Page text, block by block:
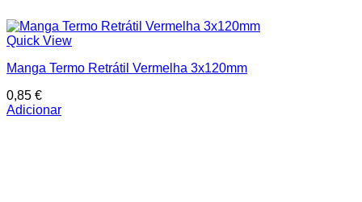
Quick View
Manga Termo Retrátil Vermelha 3x120mm
0,85 €
Adicionar